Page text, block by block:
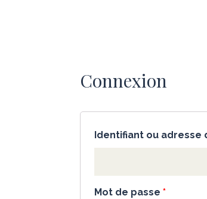
Connexion
Identifiant ou adresse
Mot de passe *